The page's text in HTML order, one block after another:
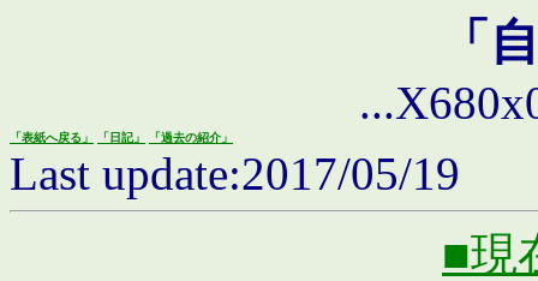
「
「表紙へ戻る」 「日記」 「過去の紹介」
Last update:2017/05/19
■現